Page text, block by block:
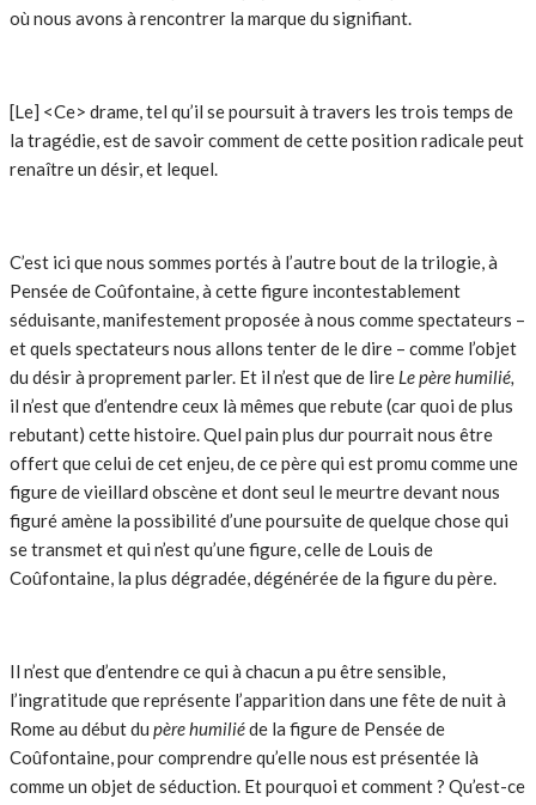
où nous avons à rencontrer la marque du signifiant.
[Le] <Ce> drame, tel qu’il se poursuit à travers les trois temps de
la tragédie, est de savoir comment de cette position radicale peut
renaître un désir, et lequel.
C’est ici que nous sommes portés à l’autre bout de la trilogie, à
Pensée de Coûfontaine, à cette figure incontestablement
séduisante, manifestement proposée à nous comme spectateurs –
et quels spectateurs nous allons tenter de le dire – comme l’objet
du désir à proprement parler. Et il n’est que de lire Le père humilié,
il n’est que d’entendre ceux là mêmes que rebute (car quoi de plus
rebutant) cette histoire. Quel pain plus dur pourrait nous être
offert que celui de cet enjeu, de ce père qui est promu comme une
figure de vieillard obscène et dont seul le meurtre devant nous
figuré amène la possibilité d’une poursuite de quelque chose qui
se transmet et qui n’est qu’une figure, celle de Louis de
Coûfontaine, la plus dégradée, dégénérée de la figure du père.
Il n’est que d’entendre ce qui à chacun a pu être sensible,
l’ingratitude que représente l’apparition dans une fête de nuit à
Rome au début du père humiliéde la figure de Pensée de
Coûfontaine, pour comprendre qu’elle nous est présentée là
comme un objet de séduction. Et pourquoi et comment ? Qu’est-ce